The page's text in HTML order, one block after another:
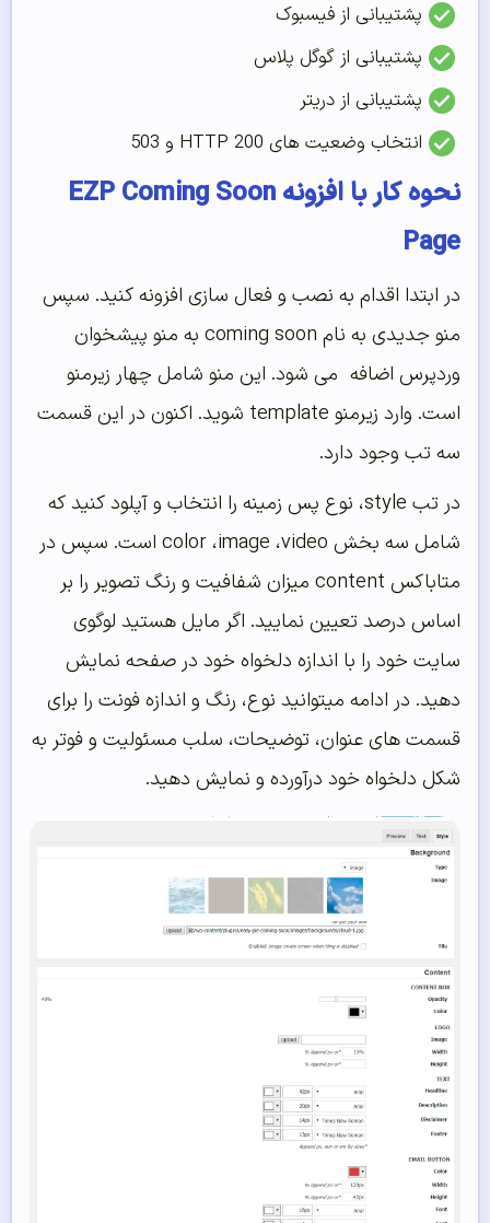
پشتیبانی از فیسبوک
پشتیبانی از گوگل پلاس
پشتیبانی از دریتر
انتخاب وضعیت های 200 HTTP و 503
نحوه کار با افزونه EZP Coming Soon
Page
در ابتدا اقدام به نصب و فعال سازی افزونه کنید. سپس
منو جدیدی به نام coming soon به منو پیشخوان
وردپرس اضافه می شود. این منو شامل چهار زیرمنو
است. وارد زیرمنو template شوید. اکنون در این قسمت
سه تب وجود دارد.
در تب style، نوع پس زمینه را انتخاب و آپلود کنید که
شامل سه بخش color ،image ،video است. سپس در
متاباکس content میزان شفافیت و رنگ تصویر را بر
اساس درصد تعیین نمایید. اگر مایل هستید لوگوی
سایت خود را با اندازه دلخواه خود در صفحه نمایش
دهید. در ادامه میتوانید نوع، رنگ و اندازه فونت را برای
قسمت های عنوان، توضیحات، سلب مسئولیت و فوتر به
شکل دلخواه خود درآورده و نمایش دهید.